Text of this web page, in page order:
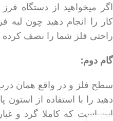
اگر میخواهید از دستگاه فرز
کار را انجام دهید چون لبه
راحتی فلز شما را نصف
گام دوم:
سطح فلز و در واقع همان
دهید را با استفاده از استون
این است که کاملا گرد و